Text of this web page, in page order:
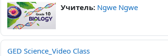
Учитель: Ngwe Ngwe
GED Science_Video Class